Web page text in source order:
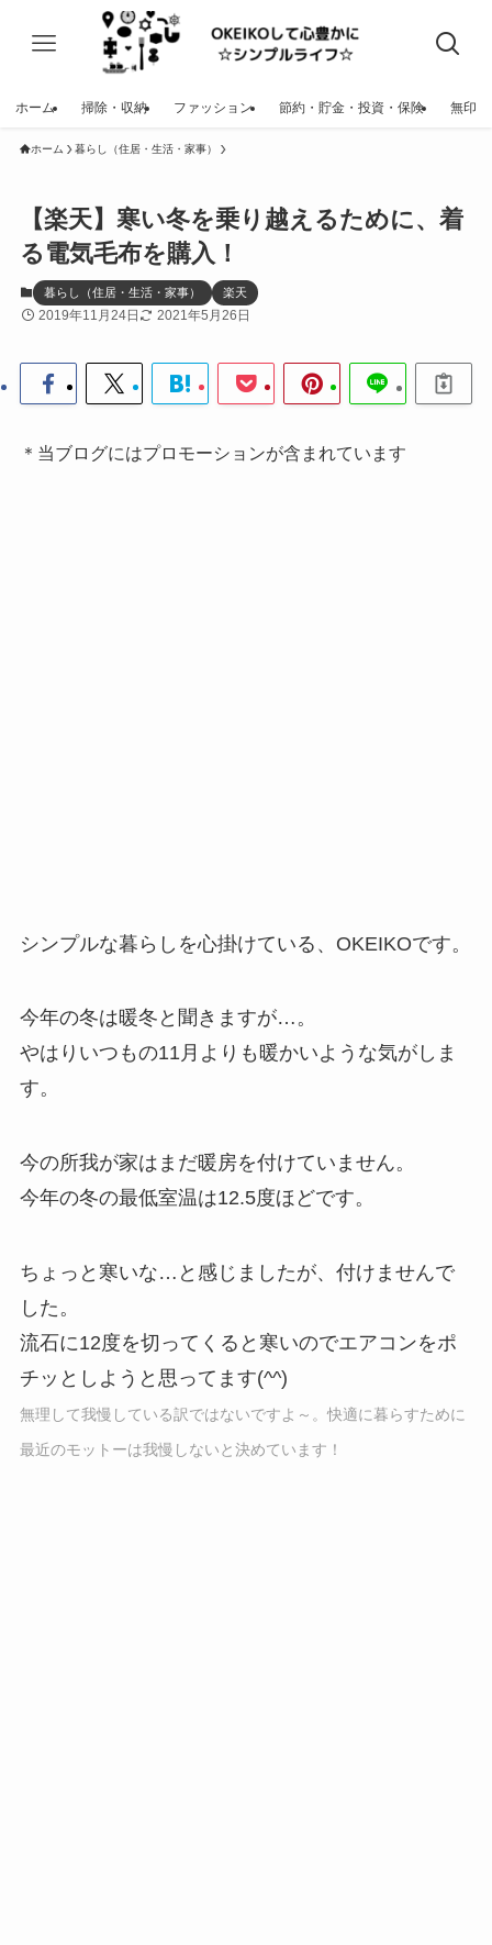
ホーム 掃除・収納 ファッション 節約・貯金・投資・保険 無印
ホーム 暮らし（住居・生活・家事）
【楽天】寒い冬を乗り越えるために、着
る電気毛布を購入！
暮らし（住居・生活・家事） 楽天
2019年11月24日 2021年5月26日
＊当ブログにはプロモーションが含まれています
シンプルな暮らしを心掛けている、OKEIKOです。
今年の冬は暖冬と聞きますが…。
やはりいつもの11月よりも暖かいような気がしま
す。
今の所我が家はまだ暖房を付けていません。
今年の冬の最低室温は12.5度ほどです。
ちょっと寒いな…と感じましたが、付けませんで
した。
流石に12度を切ってくると寒いのでエアコンをポ
チッとしようと思ってます(^^)
無理して我慢している訳ではないですよ～。快適に暮らすために
最近のモットーは我慢しないと決めています！